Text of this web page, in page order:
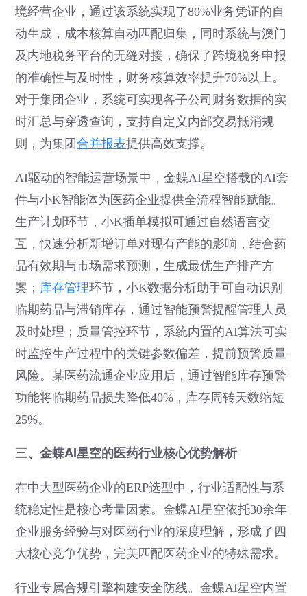
境经营企业，通过该系统实现了80%业务凭证的自
动生成，成本核算自动匹配归集，同时系统与澳门
及内地税务平台的无缝对接，确保了跨境税务申报
的准确性与及时性，财务核算效率提升70%以上。
对于集团企业，系统可实现各子公司财务数据的实
时汇总与穿透查询，支持自定义内部交易抵消规
则，为集团合并报表提供高效支撑。
AI驱动的智能运营场景中，金蝶AI星空搭载的AI套
件与小K智能体为医药企业提供全流程智能赋能。
生产计划环节，小K插单模拟可通过自然语言交
互，快速分析新增订单对现有产能的影响，结合药
品有效期与市场需求预测，生成最优生产排产方
案； 库存管理环节，小K数据分析助手可自动识别
临期药品与滞销库存，通过智能预警提醒管理人员
及时处理；质量管控环节，系统内置的AI算法可实
时监控生产过程中的关键参数偏差，提前预警质量
风险。某医药流通企业应用后，通过智能库存预警
功能将临期药品损失降低40%，库存周转天数缩短
25%。
三、金蝶AI星空的医药行业核心优势解析
在中大型医药企业的ERP选型中，行业适配性与系
统稳定性是核心考量因素。金蝶AI星空依托30余年
企业服务经验与对医药行业的深度理解，形成了四
大核心竞争优势，完美匹配医药企业的特殊需求。
行业专属合规引擎构建安全防线。金蝶AI星空内置